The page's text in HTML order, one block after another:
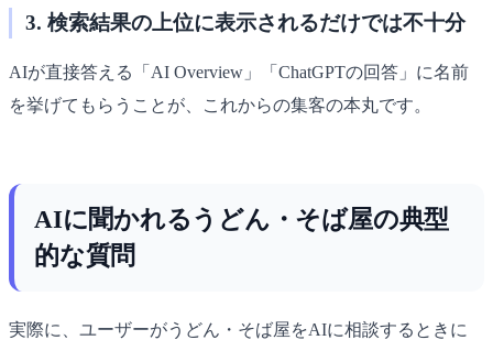
3. 検索結果の上位に表示されるだけでは不十分
AIが直接答える「AI Overview」「ChatGPTの回答」に名前
を挙げてもらうことが、これからの集客の本丸です。
AIに聞かれるうどん・そば屋の典型
的な質問
実際に、ユーザーがうどん・そば屋をAIに相談するときに